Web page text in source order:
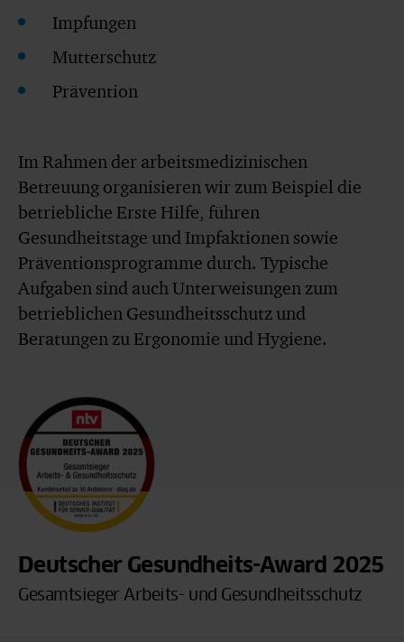
Impfungen
Mutterschutz
Prävention
Im Rahmen der arbeitsmedizinischen
Betreuung organisieren wir zum Beispiel die
betriebliche Erste Hilfe, führen
Gesundheitstage und Impfaktionen sowie
Präventionsprogramme durch. Typische
Aufgaben sind auch Unterweisungen zum
betrieblichen Gesundheitsschutz und
Beratungen zu Ergonomie und Hygiene.
Deutscher Gesundheits-Award 2025
Gesamtsieger Arbeits- und Gesundheitsschutz